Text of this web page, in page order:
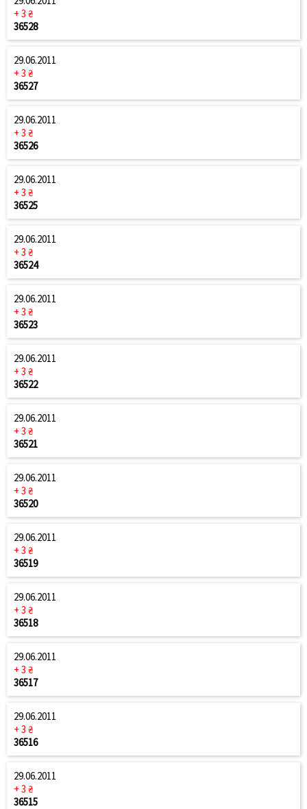
+ 3 ₴
36528
29.06.2011
+ 3 ₴
36527
29.06.2011
+ 3 ₴
36526
29.06.2011
+ 3 ₴
36525
29.06.2011
+ 3 ₴
36524
29.06.2011
+ 3 ₴
36523
29.06.2011
+ 3 ₴
36522
29.06.2011
+ 3 ₴
36521
29.06.2011
+ 3 ₴
36520
29.06.2011
+ 3 ₴
36519
29.06.2011
+ 3 ₴
36518
29.06.2011
+ 3 ₴
36517
29.06.2011
+ 3 ₴
36516
29.06.2011
+ 3 ₴
36515